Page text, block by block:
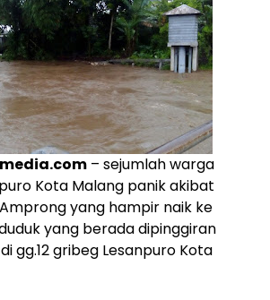
– sejumlah warga
Kota Malang panik akibat
yang hampir naik ke
yang berada dipinggiran
gg.12 gribeg Lesanpuro Kota